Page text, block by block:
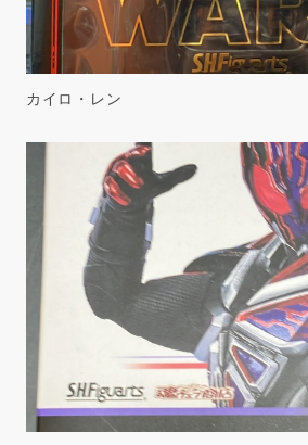
カイロ・レン